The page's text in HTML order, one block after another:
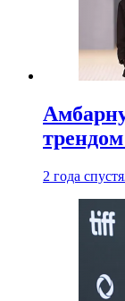
2 года спустя